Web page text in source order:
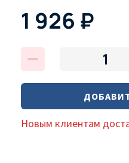
1 926 ₽
Новым клиентам